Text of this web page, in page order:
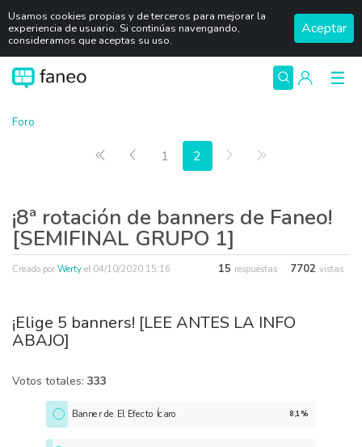
Usamos cookies propias y de terceros para mejorar la
experiencia de usuario. Si continúas navengando,
consideramos que aceptas su uso.
Aceptar
Foro
Primera página
Anterior
1 2 Siguiente
¡8ª rotación de banners de Faneo!
[SEMIFINAL GRUPO 1]
Creado por Werty el 04/10/2020 15:16 15 respuestas 7702 vistas
¡Elige 5 banners! [LEE ANTES LA INFO
ABAJO]
Votos totales: 333
Banner de El Efecto Ícaro 8,1%